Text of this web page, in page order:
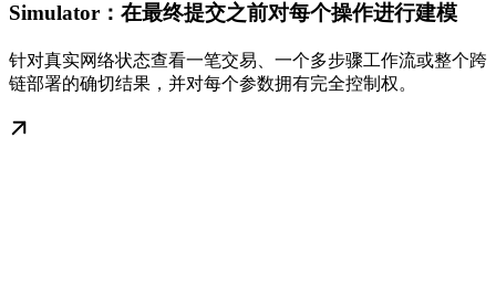
Simulator：在最终提交之前对每个操作进行建模
针对真实网络状态查看一笔交易、一个多步骤工作流或整个跨
链部署的确切结果，并对每个参数拥有完全控制权。